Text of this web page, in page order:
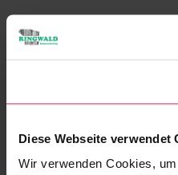
Diese Webseite verwendet
Wir verwenden Cookies,